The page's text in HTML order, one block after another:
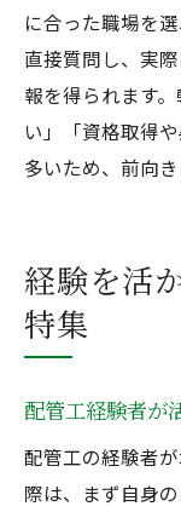
に合った職場を
直接質問し、実
報を得られます
い」「資格取得
多いため、前向
経験を活
特集
配管工経験者が
配管工の経験者
際は、まず自身